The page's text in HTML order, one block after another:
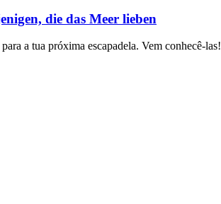
die das Meer lieben
a tua próxima escapadela. Vem conhecê-las!